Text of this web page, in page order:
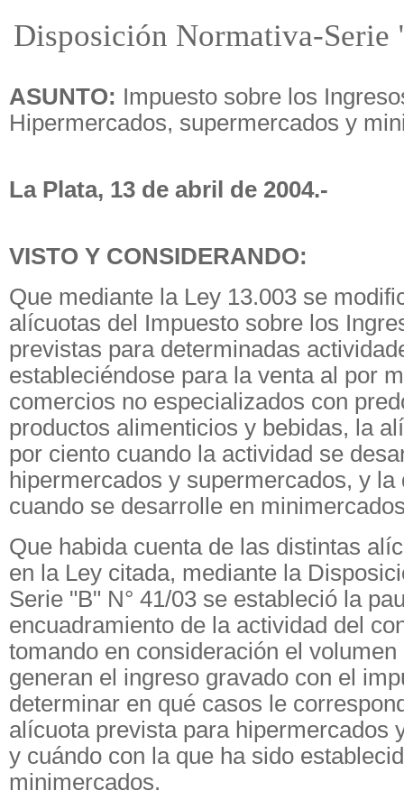
Disposición Normativa-Serie
ASUNTO: Impuesto sobre los
Hipermercados, supermercados y
La Plata, 13 de abril de 2004.-
VISTO Y CONSIDERANDO:
Que mediante la Ley 13.003 se
alícuotas del Impuesto sobre los
previstas para determinadas
estableciéndose para la venta al por
comercios no especializados con
productos alimenticios y bebidas, la
por ciento cuando la actividad se
hipermercados y supermercados, y
cuando se desarrolle en
Que habida cuenta de las distintas
en la Ley citada, mediante la
Serie "B" N° 41/03 se estableció la
encuadramiento de la actividad del
tomando en consideración el
generan el ingreso gravado con el
determinar en qué casos le
alícuota prevista para hipermercados
y cuándo con la que ha sido
minimercados.